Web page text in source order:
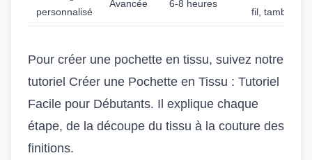
personnalisé
Avancée 6-8 heures
fil, tambour
Pour créer une pochette en tissu, suivez notre
tutoriel Créer une Pochette en Tissu : Tutoriel
Facile pour Débutants. Il explique chaque
étape, de la découpe du tissu à la couture des
finitions.